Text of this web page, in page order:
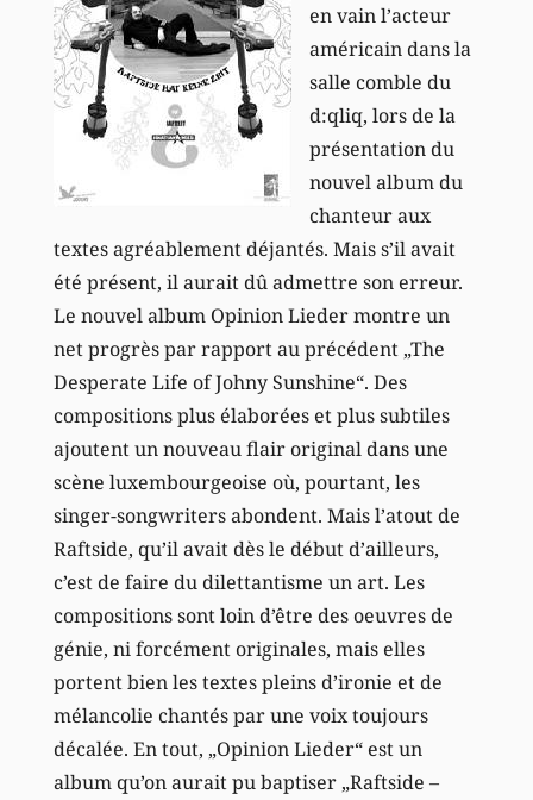
en vain l’acteur
américain dans la
salle comble du
d:qliq, lors de la
présentation du
nouvel album du
chanteur aux
textes agréablement déjantés. Mais s’il avait
été présent, il aurait dû admettre son erreur.
Le nouvel album Opinion Lieder montre un
net progrès par rapport au précédent „The
Desperate Life of Johny Sunshine“. Des
compositions plus élaborées et plus subtiles
ajoutent un nouveau flair original dans une
scène luxembourgeoise où, pourtant, les
singer-songwriters abondent. Mais l’atout de
Raftside, qu’il avait dès le début d’ailleurs,
c’est de faire du dilettantisme un art. Les
compositions sont loin d’être des oeuvres de
génie, ni forcément originales, mais elles
portent bien les textes pleins d’ironie et de
mélancolie chantés par une voix toujours
décalée. En tout, „Opinion Lieder“ est un
album qu’on aurait pu baptiser „Raftside –